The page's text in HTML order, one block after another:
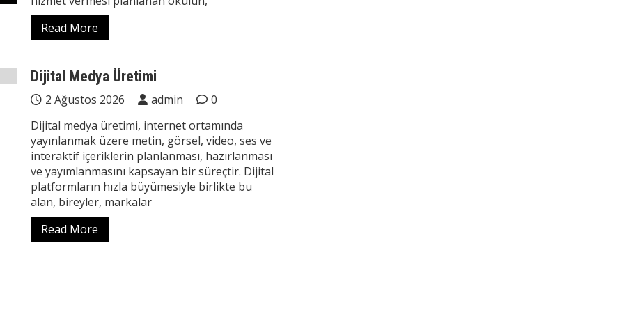
Read More
Dijital Medya Üretimi
2 Ağustos 2026 admin
0
Dijital medya üretimi, internet ortamında
yayınlanmak üzere metin, görsel, video, ses ve
interaktif içeriklerin planlanması, hazırlanması
ve yayımlanmasını kapsayan bir süreçtir. Dijital
platformların hızla büyümesiyle birlikte bu
alan, bireyler, markalar
Read More